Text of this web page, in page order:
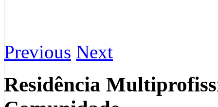
Previous Next
Residência